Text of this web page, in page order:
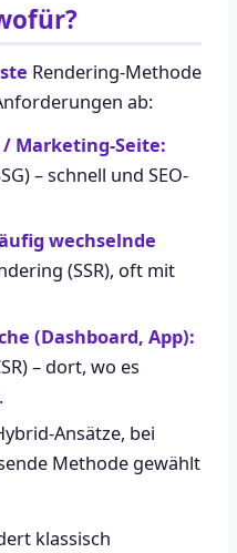
Rendering-Methode
ab:
Marketing-Seite:
– schnell und SEO-
wechselnde
(SSR), oft mit
(Dashboard, App):
– dort, wo es
Ansätze, bei
Methode gewählt
klassisch